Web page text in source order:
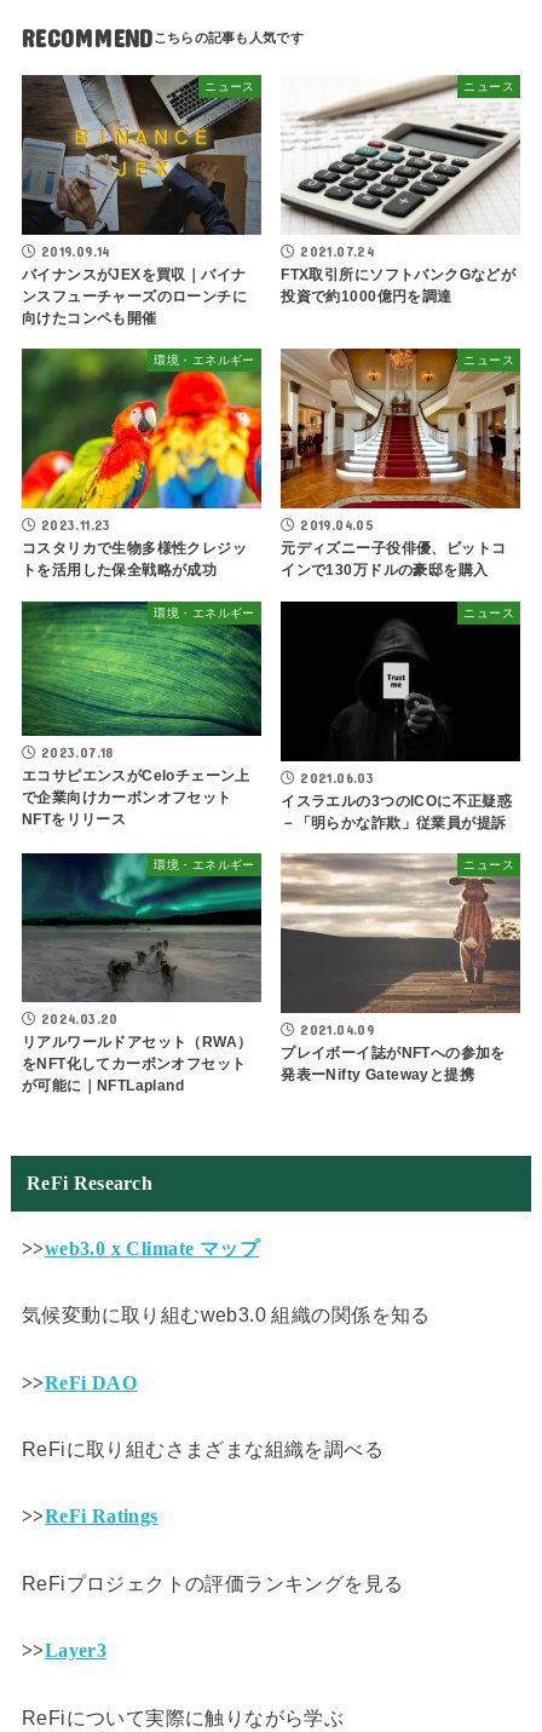
RECOMMEND
ニュース
2019.09.14
バイナンスがJEXを買収｜バイナ
ンスフューチャーズのローンチに
向けたコンペも開催
ニュース
2021.07.24
FTX取引所にソフトバンクGなどが
投資で約1000億円を調達
環境・エネルギー
2023.11.23
コスタリカで生物多様性クレジッ
トを活用した保全戦略が成功
ニュース
2019.04.05
元ディズニー子役俳優、ビットコ
インで130万ドルの豪邸を購入
環境・エネルギー
2023.07.18
エコサピエンスがCeloチェーン上
で企業向けカーボンオフセット
NFTをリリース
ニュース
2021.06.03
イスラエルの3つのICOに不正疑惑
－「明らかな詐欺」従業員が提訴
環境・エネルギー
2024.03.20
リアルワールドアセット（RWA）
をNFT化してカーボンオフセット
が可能に｜NFTLapland
ニュース
2021.04.09
プレイボーイ誌がNFTへの参加を
発表ーNifty Gatewayと提携
ReFi Research
>>web3.0 x Climate マップ
気候変動に取り組むweb3.0 組織の関係を知る
>>ReFi DAO
ReFiに取り組むさまざまな組織を調べる
>>ReFi Ratings
ReFiプロジェクトの評価ランキングを見る
>>Layer3
ReFiについて実際に触りながら学ぶ